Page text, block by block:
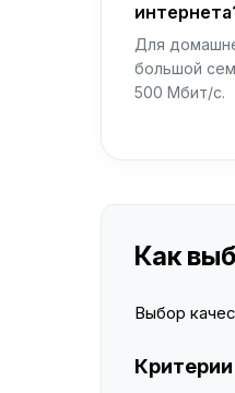
Для
большой
500 Мбит/с.
Как
Выбор